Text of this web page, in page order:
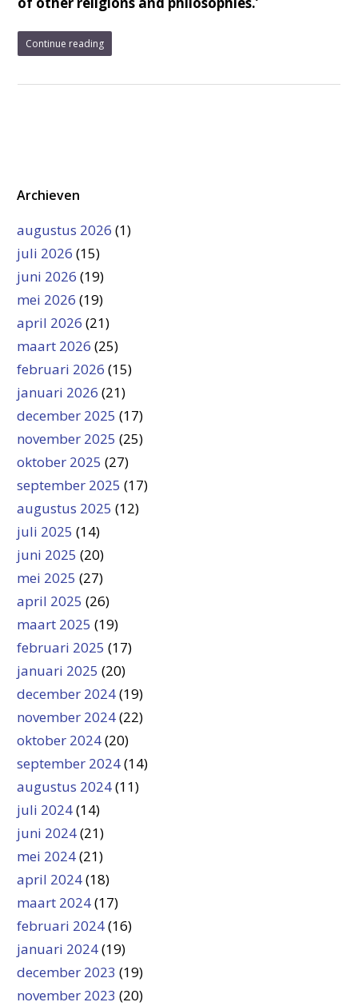
Continue reading
Archieven
augustus 2026 (1)
juli 2026 (15)
juni 2026 (19)
mei 2026 (19)
april 2026 (21)
maart 2026 (25)
februari 2026 (15)
januari 2026 (21)
december 2025 (17)
november 2025 (25)
oktober 2025 (27)
september 2025 (17)
augustus 2025 (12)
juli 2025 (14)
juni 2025 (20)
mei 2025 (27)
april 2025 (26)
maart 2025 (19)
februari 2025 (17)
januari 2025 (20)
december 2024(19)
november 2024(22)
oktober 2024(20)
september 2024(14)
augustus 2024(11)
juli 2024(14)
juni 2024(21)
mei 2024(21)
april 2024(18)
maart 2024(17)
februari 2024(16)
januari 2024(19)
december 2023 (19)
november 2023 (20)